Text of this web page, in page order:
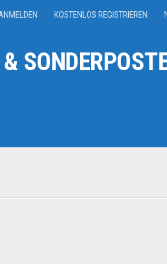
KOSTENLOS REGISTRIEREN